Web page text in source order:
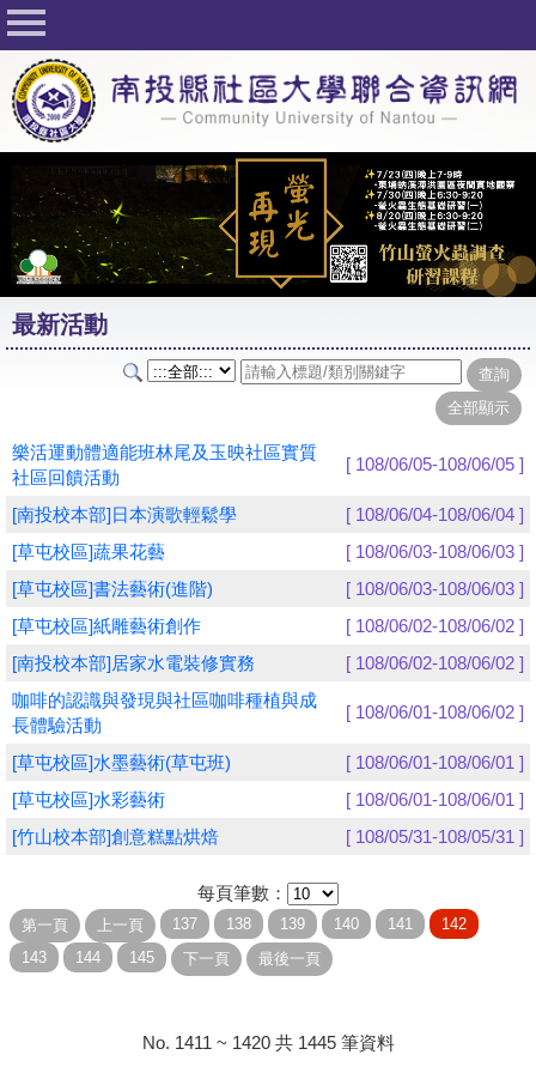
回首頁
關於社大
公佈欄
行事曆
最新活動
活動花絮
課程一覽表
志工與社團
友站連結
網路選課
學員專區
教師專區
評委專區
校務行政
最新活動
樂活運動體適能班林尾及玉映社區實質
社區回饋活動
[ 108/06/05-108/06/05 ]
[南投校本部]日本演歌輕鬆學
[ 108/06/04-108/06/04 ]
[草屯校區]蔬果花藝
[ 108/06/03-108/06/03 ]
[草屯校區]書法藝術(進階)
[ 108/06/03-108/06/03 ]
[草屯校區]紙雕藝術創作
[ 108/06/02-108/06/02 ]
[南投校本部]居家水電裝修實務
[ 108/06/02-108/06/02 ]
咖啡的認識與發現與社區咖啡種植與成
長體驗活動
[ 108/06/01-108/06/02 ]
[草屯校區]水墨藝術(草屯班)
[ 108/06/01-108/06/01 ]
[草屯校區]水彩藝術
[ 108/06/01-108/06/01 ]
[竹山校本部]創意糕點烘焙
[ 108/05/31-108/05/31 ]
每頁筆數：
No. 1411 ~ 1420 共 1445 筆資料